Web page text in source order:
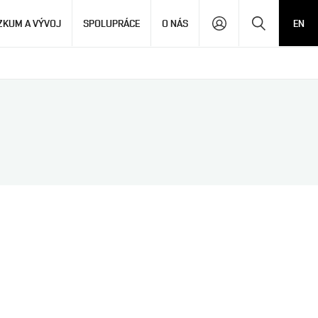
A VÝVOJ SPOLUPRÁCE O NÁS EN